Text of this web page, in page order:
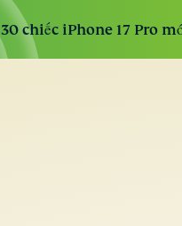
30 chiếc iPhone 17 Pro